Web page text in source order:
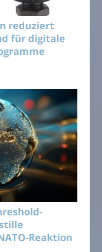
reduziert
für digitale
Reaktion